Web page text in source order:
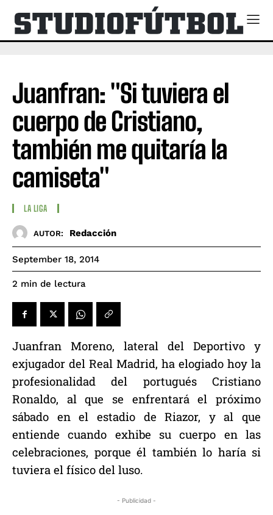
Juanfran: "Si tuviera el
cuerpo de Cristiano,
también me quitaría la
camiseta"
LA LIGA
AUTOR: Redacción
September 18, 2014
2 min de lectura
Juanfran Moreno, lateral del Deportivo y
exjugador del Real Madrid, ha elogiado hoy la
profesionalidad del portugués Cristiano
Ronaldo, al que se enfrentará el próximo
sábado en el estadio de Riazor, y al que
entiende cuando exhibe su cuerpo en las
celebraciones, porque él también lo haría si
tuviera el físico del luso.
- Publicidad -